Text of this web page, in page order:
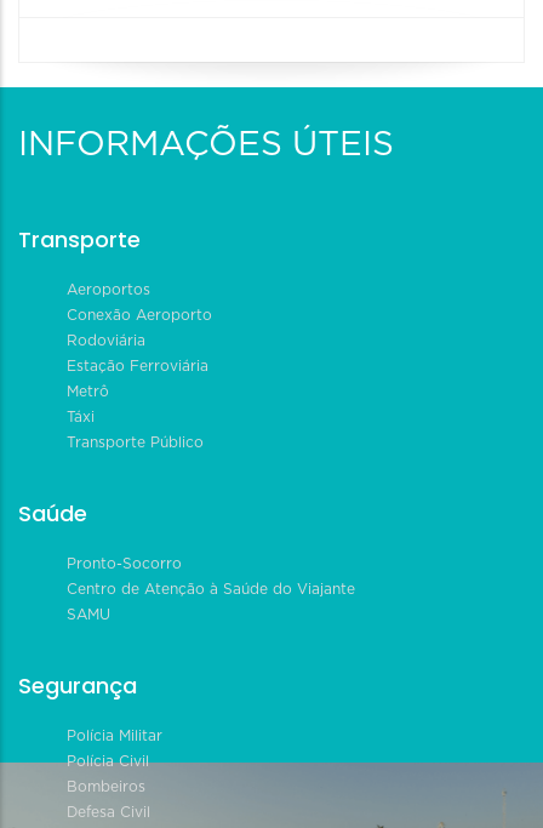
INFORMAÇÕES ÚTEIS
Transporte
Aeroportos
Conexão Aeroporto
Rodoviária
Estação Ferroviária
Metrô
Táxi
Transporte Público
Saúde
Pronto-Socorro
Centro de Atenção à Saúde do Viajante
SAMU
Segurança
Polícia Militar
Polícia Civil
Bombeiros
Defesa Civil